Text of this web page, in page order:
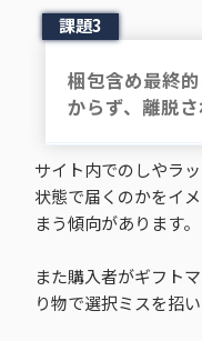
課題3
梱包含め最終
からず、離脱
サイト内でのしやラ
状態で届くのかをイ
まう傾向があります。
また購入者がギフト
り物で選択ミスを招